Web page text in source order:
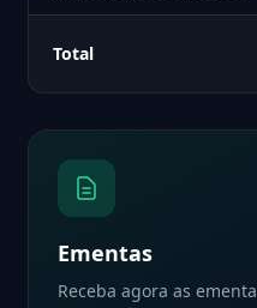
Total
Ementas
Receba agora as